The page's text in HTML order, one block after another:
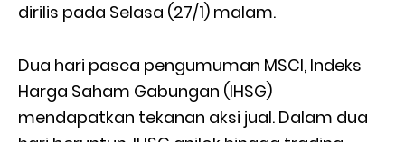
dirilis pada Selasa (27/1) malam.
Dua hari pasca pengumuman MSCI, Indeks
Harga Saham Gabungan (IHSG)
mendapatkan tekanan aksi jual. Dalam dua